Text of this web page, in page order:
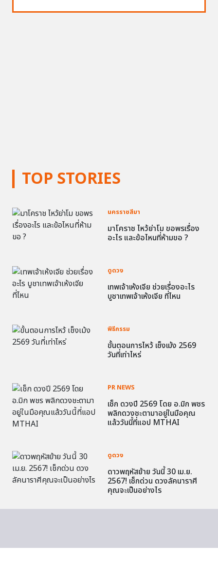
TOP STORIES
นครราชสีมา
มาโคราช ไหว้ย่าโม ขอพรเรื่อง
อะไร และข้อไหนที่ห้ามขอ ?
ดูดวง
เทพเจ้าเห้งเจีย ช่วยเรื่องอะไร
บูชาเทพเจ้าเห้งเจีย ที่ไหน
พิธีกรรม
ขั้นตอนการไหว้ เช็งเม้ง 2569
วันที่เท่าไหร่
PR NEWS
เช็ก ดวงปี 2569 โดย อ.มิก พชร
พลิกดวงชะตามาอยู่ในมือคุณ
แล้ววันนี้ที่แอป MTHAI
ดูดวง
ดาวพฤหัสย้าย วันนี้ 30 เม.ย.
2567! เช็กด่วน ดวงลัคนาราศี
คุณจะเป็นอย่างไร